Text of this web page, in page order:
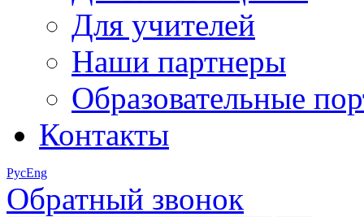
Для учителей
Наши партнеры
Образовательные
Контакты
РусEng
Обратный звонок